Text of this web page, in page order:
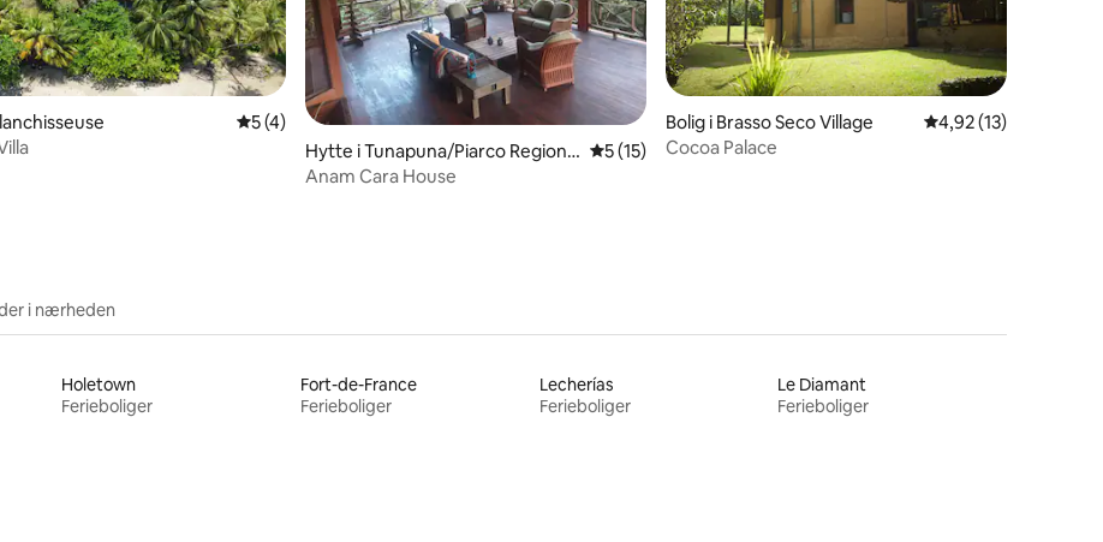
bedømmelse, 4 omtaler5 ud af 5 i gennemsnitlig bedømmelse, 4 omtaler
5 (4)
Hytte i Tunapuna/Piarco Regional
Corporation
5 ud af 5 i gennemsnitlig bedømmelse, 15 omtaler
5 (15)
Anam Cara House
Bolig i Brasso Seco Village 4,92 ud af 5 i
4,92 (13)
Cocoa Palace
i nærheden
Holetown
Ferieboliger
Fort-de-France
Ferieboliger
Lecherías
Ferieboliger
Le Diamant
Ferieboliger